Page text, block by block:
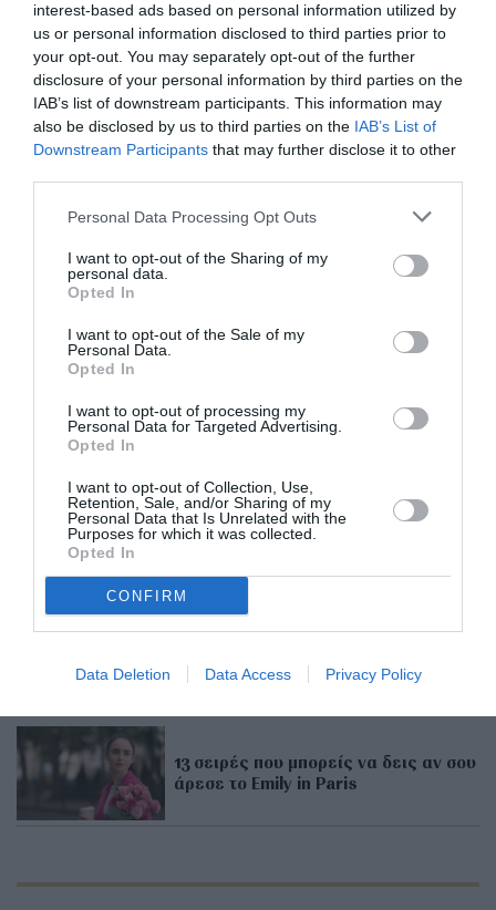
interest-based ads based on personal information utilized by
us or personal information disclosed to third parties prior to
your opt-out. You may separately opt-out of the further
disclosure of your personal information by third parties on the
IAB’s list of downstream participants. This information may
also be disclosed by us to third parties on the IAB’s List of
Downstream Participants that may further disclose it to other
Personal Data Processing Opt Outs
I want to opt-out of the Sharing of my
personal data.
Opted In
I want to opt-out of the Sale of my
Personal Data.
Opted In
I want to opt-out of processing my
Personal Data for Targeted Advertising.
Opted In
I want to opt-out of Collection, Use,
Retention, Sale, and/or Sharing of my
Personal Data that Is Unrelated with the
Purposes for which it was collected.
Opted In
CONFIRM
Data Deletion Data Access Privacy Policy
ηθοποιών Nick Offerman και Joel Kim Booster, και
του καλλιτέχνη hip-hop Open Mike Eagle, μεταξύ
άλλων.
ΤοHistory of Swear Wordsθα είναι διαθέσιμο
στις 5 Ιανουαρίου. Μπορείς να παρακολουθήσεις
το τρέιλερ παρακάτω.
RELATED STORY
13 σειρές που μπορείς να δεις αν σου
άρεσε το Emily in Paris